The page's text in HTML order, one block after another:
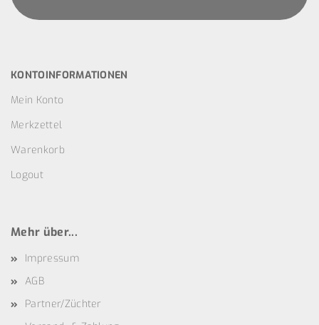
KONTOINFORMATIONEN
Mein Konto
Merkzettel
Warenkorb
Logout
Mehr über...
Impressum
AGB
Partner/Züchter